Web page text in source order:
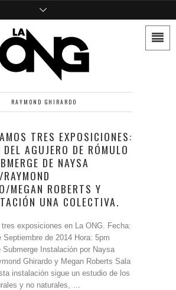
RAYMOND GHIRARDO
TRES EXPOSICIONES:
AGUJERO DE RÓMULO
DE NAYSA
MEGAN ROBERTS Y
UNA COLECTIVA.
tres exposiciones en La ONG. Fecha:
Septiembre de 2014 Hora: 5pm
Submerge Instalación por Naysa
Ghirardo y Megan Roberts Sala
instalación sigue un estudio de los
y no naturales, …